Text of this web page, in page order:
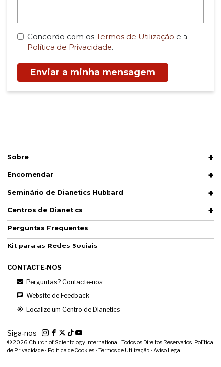
Concordo com os Termos de Utilização e a
Política de Privacidade.
Enviar a minha mensagem
Sobre
Encomendar
Seminário de Dianetics Hubbard
Centros de Dianetics
Perguntas Frequentes
Kit para as Redes Sociais
CONTACTE‑NOS
Perguntas? Contacte‑nos
Website de Feedback
Localize um Centro de Dianetics
Siga‑nos
© 2026 Church of Scientology International. Todos os Direitos Reservados. Política
de Privacidade • Política de Cookies • Termos de Utilização • Aviso Legal